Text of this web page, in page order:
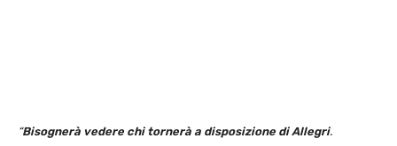
“Bisognerà vedere chi tornerà a disposizione di Allegri.